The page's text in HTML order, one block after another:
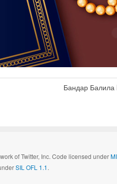
Бандар Балила
of Twitter, Inc. Code licensed under
SIL OFL 1.1.